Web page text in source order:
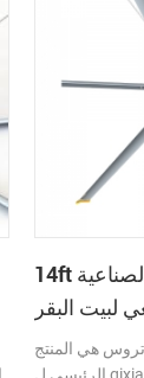
والتطوير
الناس الكبيرة
ارتفاع حجم
14ft كبيرة مراوح السقف الصناعية
لبيت البقر
هي المنتج